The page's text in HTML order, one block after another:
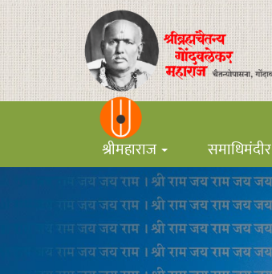
श्रीमहाराज समाधिमंदीर